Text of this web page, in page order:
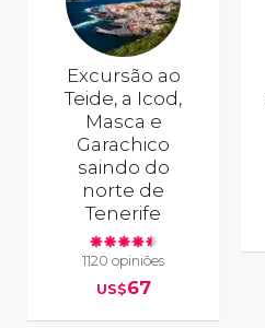
Excursão ao
Teide, a Icod,
Masca e
Garachico
saindo do
norte de
Tenerife
1120 opiniões
US$67